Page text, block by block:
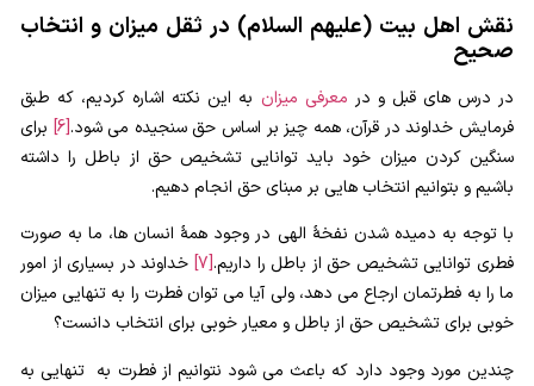
نقش اهل بیت (علیهم السلام) در ثقل میزان و انتخاب
صحیح
در درس های قبل و در معرفی میزان به این نکته اشاره کردیم، که طبق
فرمایش خداوند در قرآن، همه چیز بر اساس حق سنجیده می شود.[6]
برای
سنگین کردن میزان خود باید توانایی تشخیص حق از باطل را داشته
باشیم و بتوانیم انتخاب هایی بر مبنای حق انجام دهیم.
با توجه به دمیده شدن نفخۀ الهی در وجود همۀ انسان ها، ما به صورت
فطری توانایی تشخیص حق از باطل را داریم.[7]
خداوند در بسیاری از امور
ما را به فطرتمان ارجاع می دهد، ولی آیا می توان فطرت را به تنهایی میزان
خوبی برای تشخیص حق از باطل و معیار خوبی برای انتخاب دانست؟
چندین مورد وجود دارد که باعث می شود نتوانیم از فطرت به تنهایی به